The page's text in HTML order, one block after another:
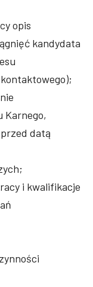
opis
kandydata
Karnego,
datą
i kwalifikacje